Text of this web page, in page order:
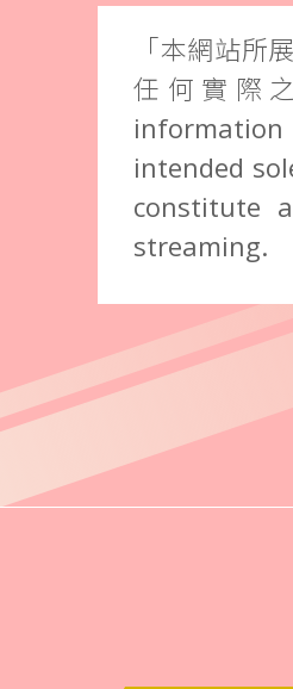
「本網站所
任何實際
intended
constitute
streaming.